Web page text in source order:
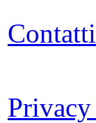
Contatti
Privacy